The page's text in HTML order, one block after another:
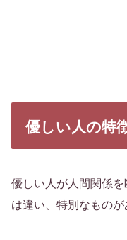
優しい人の特
優しい人が人間関係
は違い、特別なものが